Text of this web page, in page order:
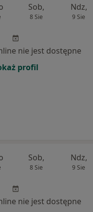
Sob,
8 Sie
Ndz,
9 Sie
nie jest dostępne
profil
Sob,
8 Sie
Ndz,
9 Sie
nie jest dostępne